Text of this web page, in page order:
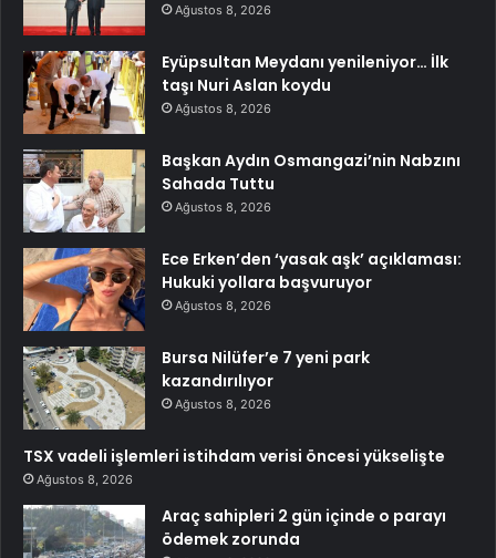
Ağustos 8, 2026
Eyüpsultan Meydanı yenileniyor… İlk
taşı Nuri Aslan koydu
Ağustos 8, 2026
Başkan Aydın Osmangazi’nin Nabzını
Sahada Tuttu
Ağustos 8, 2026
Ece Erken’den ‘yasak aşk’ açıklaması:
Hukuki yollara başvuruyor
Ağustos 8, 2026
Bursa Nilüfer’e 7 yeni park
kazandırılıyor
Ağustos 8, 2026
TSX vadeli işlemleri istihdam verisi öncesi yükselişte
Ağustos 8, 2026
Araç sahipleri 2 gün içinde o parayı
ödemek zorunda